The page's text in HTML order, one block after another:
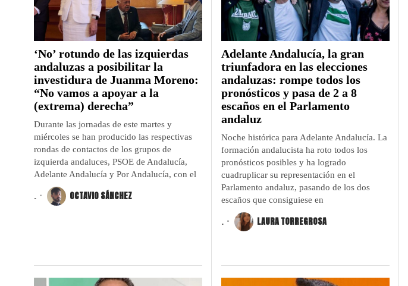
‘No’ rotundo de las izquierdas
andaluzas a posibilitar la
investidura de Juanma Moreno:
“No vamos a apoyar a la
(extrema) derecha”
Durante las jornadas de este martes y
miércoles se han producido las respectivas
rondas de contactos de los grupos de
izquierda andaluces, PSOE de Andalucía,
Adelante Andalucía y Por Andalucía, con el
. OCTAVIO SÁNCHEZ
Adelante Andalucía, la gran
triunfadora en las elecciones
andaluzas: rompe todos los
pronósticos y pasa de 2 a 8
escaños en el Parlamento
andaluz
Noche histórica para Adelante Andalucía. La
formación andalucista ha roto todos los
pronósticos posibles y ha logrado
cuadruplicar su representación en el
Parlamento andaluz, pasando de los dos
escaños que consiguiese en
. LAURA TORREGROSA